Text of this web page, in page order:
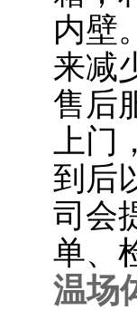
内壁
来减
售后
上门
到后
司会
单、
温场